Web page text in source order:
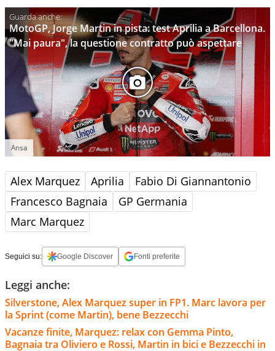
MotoGP, Jorge Martin in pista: test Aprilia a Barcellona.
"Mai paura", la questione contratto può aspettare
Ansa
Alex Marquez Aprilia
Fabio Di Giannantonio
Francesco Bagnaia
GP Germania
Marc Marquez
Seguici su: Google Discover Fonti preferite
Leggi anche:
Silverstone, Alex Marquez super in FP1. Marc lavora per
la Sprint (come Martin), bene Bezzecchi
Vacanze finite, Marquez: relax con Gemma Pinto,
Bagnaia tra Oliviero e Rossi, Martin in bici e Bezzecchi in